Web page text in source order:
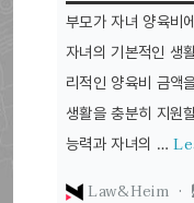
부모가 자녀 양육비
자녀의 기본적인 생
리적인 양육비 금액
생활을 충분히 지원
능력과 자녀의 …
Law&Heim ·